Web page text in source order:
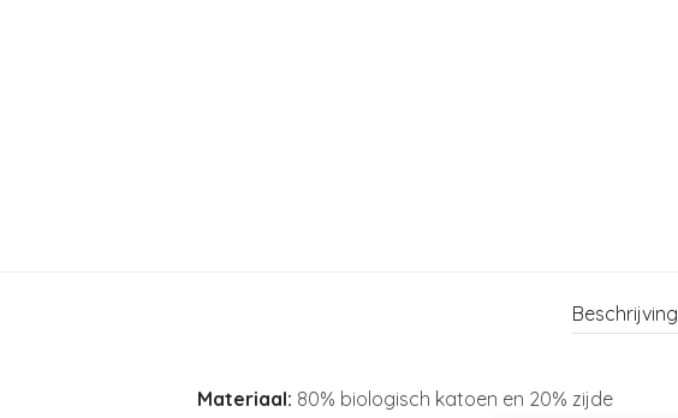
Beschrijving
Materiaal: 80% biologisch katoen en 20% zijde